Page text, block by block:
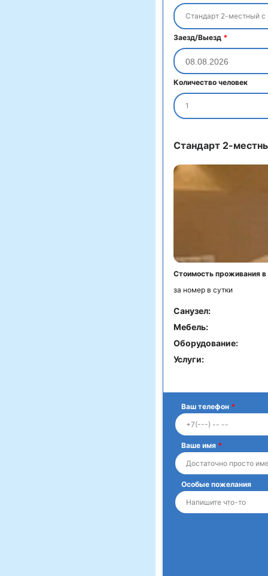
Стоимость проживания
за номер в сутки
Стандарт 2-
Санузел:
Мебель:
Оборудование:
Услуги:
Стандарт 2-местный с
Заезд/Выезд *
Количество человек
1
Ваш телефон *
Ваше имя *
Особые пожелания